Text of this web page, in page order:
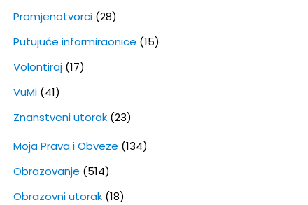
Promjenotvorci(28)
Putujuće informiraonice (15)
Volontiraj(17)
VuMi(41)
Znanstveni utorak(23)
Moja Prava i Obveze (134)
Obrazovanje (514)
Obrazovni utorak(18)